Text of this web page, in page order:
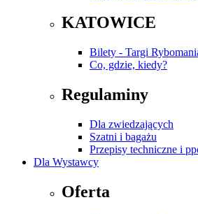
KATOWICE
Bilety - Targi
Co, gdzie, kiedy?
Regulaminy
Dla zwiedzających
Szatni i bagażu
Przepisy techniczne i
Dla Wystawcy
Oferta